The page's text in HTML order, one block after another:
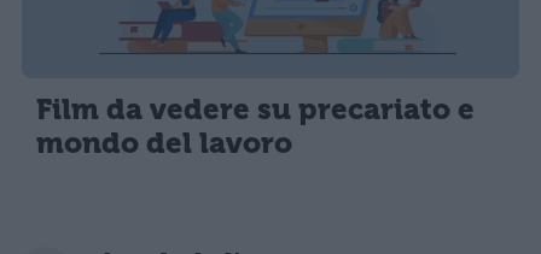
Film da vedere su precariato e
mondo del lavoro